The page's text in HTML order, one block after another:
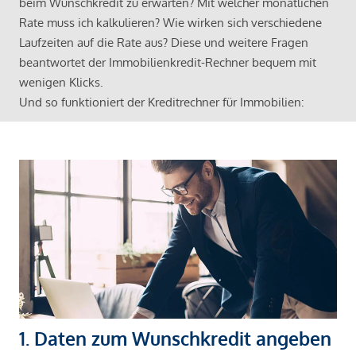
Rate muss ich kalkulieren? Wie wirken sich verschiedene
Laufzeiten auf die Rate aus? Diese und weitere Fragen
beantwortet der Immobilienkredit-Rechner bequem mit
wenigen Klicks.
Und so funktioniert der Kreditrechner für Immobilien:
1. Daten zum Wunschkredit angeben